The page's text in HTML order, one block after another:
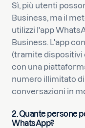
Sì, più utenti
Business, ma il
utilizzi l'app
Business. L'app
(tramite dispositivi
con una
numero illimitato
conversazioni in
2. Quante persone
WhatsApp?